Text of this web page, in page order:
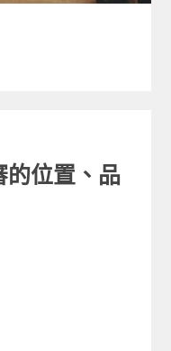
的位置、品